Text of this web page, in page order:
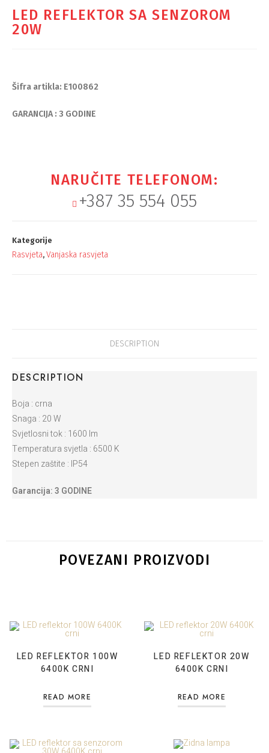
LED REFLEKTOR SA SENZOROM
20W
Šifra artikla: E100862
GARANCIJA : 3 GODINE
NARUČITE TELEFONOM:
+387 35 554 055
Kategorije
Rasvjeta, Vanjaska rasvjeta
DESCRIPTION
DESCRIPTION
Boja : crna
Snaga : 20 W
Svjetlosni tok : 1600 lm
Temperatura svjetla : 6500 K
Stepen zaštite : IP54
Garancija: 3 GODINE
POVEZANI PROIZVODI
LED REFLEKTOR 100W
6400K CRNI
READ MORE
LED REFLEKTOR 20W
6400K CRNI
READ MORE